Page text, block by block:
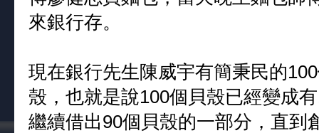
來銀行存。
現在銀行先生陳威宇有簡秉民的
殼，也就是說100個貝殼已經變成
繼續借出90個貝殼的一部分，直到